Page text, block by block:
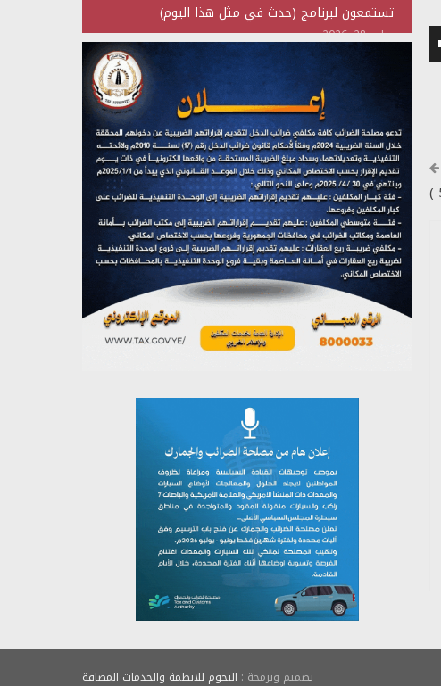
استخدم
أو
خفض
مستوى
الصوت.
تستمعون لبرنامج (حدث في مثل هذا اليوم)
يوليو 28, 2026
(نحن لا نهزم) بث مباشر
تستمعون لبرنامج (هندسة الوهم)
يوليو 28, 2026
مؤتمر صحفي لمركز عين الإنسانية حول جرائم تحالف
العدوان على اليمن
يوليو 27, 2026
تستمعون لبرنامج (مع السيد القائد)
يوليو 26, 2026
تصميم وبرمجة : النجوم للانظمة والخدمات المضافة